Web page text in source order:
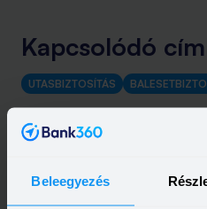
Beleegyezés
Kapcsolódó
UTASBIZTOSÍTÁS